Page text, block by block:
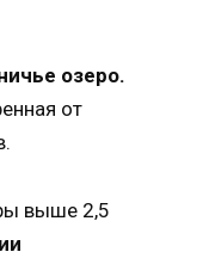
озеро.
от
выше 2,5